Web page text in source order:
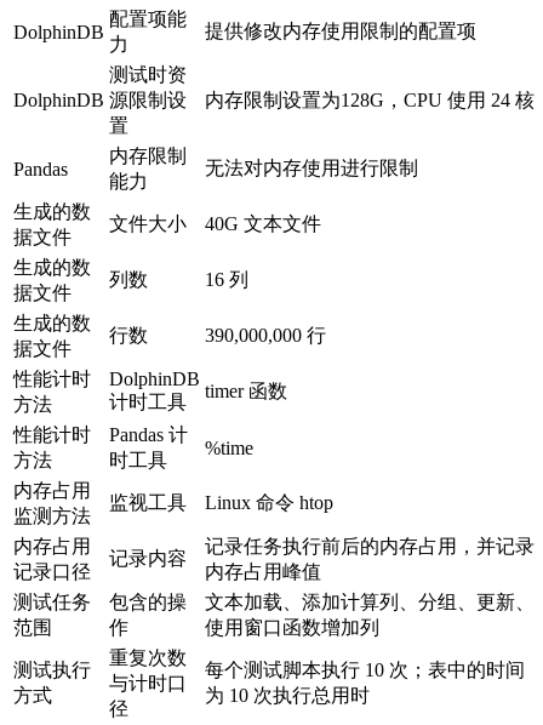
DolphinDB
配置项能
力
提供修改内存使用限制的配置项
DolphinDB
测试时资
源限制设
置
内存限制设置为128G，CPU 使用 24 核
Pandas
内存限制
能力
无法对内存使用进行限制
生成的数
据文件
文件大小 40G 文本文件
生成的数
据文件
列数 16 列
生成的数
据文件
行数 390,000,000 行
性能计时
方法
DolphinDB
计时工具
timer 函数
性能计时
方法
Pandas 计
时工具
%time
内存占用
监测方法
监视工具 Linux 命令 htop
内存占用
记录口径
记录内容
记录任务执行前后的内存占用，并记录
内存占用峰值
测试任务
范围
包含的操
作
文本加载、添加计算列、分组、更新、
使用窗口函数增加列
测试执行
方式
重复次数
与计时口
径
每个测试脚本执行 10 次；表中的时间
为 10 次执行总用时